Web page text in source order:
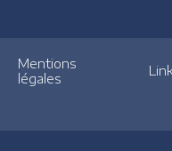
Mentions
légales